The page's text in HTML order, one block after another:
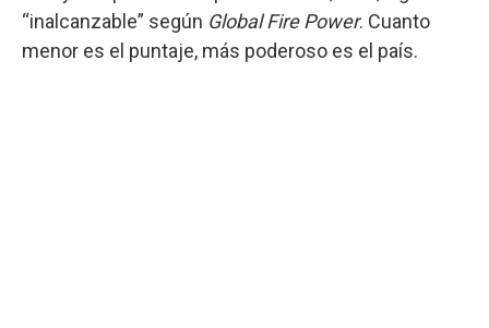
“inalcanzable” según Global Fire Power. Cuanto
menor es el puntaje, más poderoso es el país.